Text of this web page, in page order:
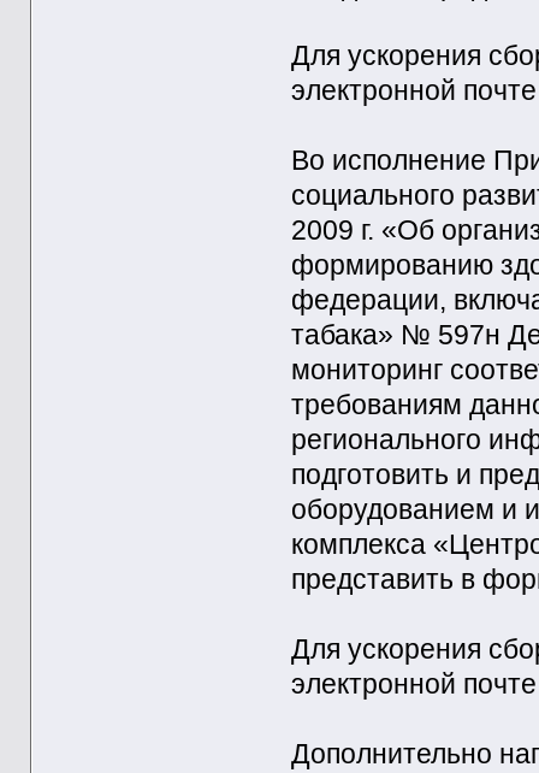
Для ускорения
электронной
Во исполнение
социального
2009 г. «Об
формированию
федерации,
табака» № 597н
мониторинг
требованиям
регионального
подготовить и
оборудованием и
комплекса
представить в
Для ускорения
электронной
Дополнительно